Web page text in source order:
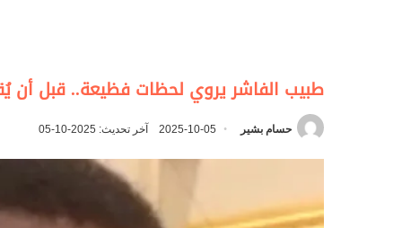
طبيب الفاشر يروي لحظات فظيعة.. قبل أن
حسام بشير 2025-10-05 آخر تحديث: 2025-10-05